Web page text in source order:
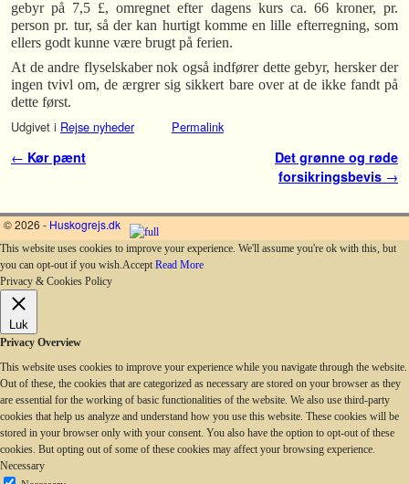
gebyr på 7,5 £, omregnet efter dagens kurs ca. 66 kroner, pr.
person pr. tur, så der kan hurtigt komme en lille efterregning, som
ellers godt kunne være brugt på ferien.
At de andre flyselskaber nok også indfører dette gebyr, hersker der
ingen tvivl om, de ærgrer sig sikkert bare over at de ikke fandt på
dette først.
Udgivet i Rejse nyheder Permalink
Indlæg navigation
← Kør pænt
Det grønne og røde
forsikringsbevis →
© 2026 - Huskogrejs.dk
This website uses cookies to improve your experience. We'll assume you're ok with this, but
you can opt-out if you wish.Accept Read More
Privacy & Cookies Policy
Luk
Privacy Overview
This website uses cookies to improve your experience while you navigate through the website.
Out of these, the cookies that are categorized as necessary are stored on your browser as they
are essential for the working of basic functionalities of the website. We also use third-party
cookies that help us analyze and understand how you use this website. These cookies will be
stored in your browser only with your consent. You also have the option to opt-out of these
cookies. But opting out of some of these cookies may affect your browsing experience.
Necessary